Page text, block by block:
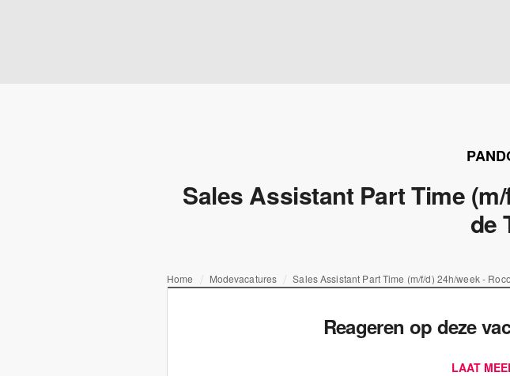
Sales Assistant Part Time
de
Home Modevacatures Sales Assistant Part Time (m/f/d) 24h/week -
Reageren op deze
LAAT